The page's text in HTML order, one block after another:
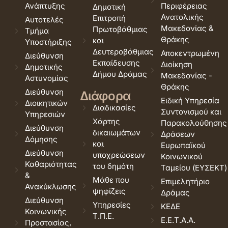
Ανάπτυξης
Αυτοτελές
Τμήμα
Υποστήριξης
Διεύθυνση
Δημοτικής
Αστυνομίας
Διεύθυνση
Διοικητικών
Υπηρεσιών
Διεύθυνση
Δόμησης
Διεύθυνση
Καθαριότητας
&
Ανακύκλωσης
Διεύθυνση
Κοινωνικής
Προστασίας,
Δημοτική
Επιτροπή
Πρωτοβάθμιας
και
Δευτεροβάθμιας
Εκπαίδευσης
Δήμου Δράμας
Διάφορα
Διαδικασίες
Χάρτης
δικαιωμάτων
και
υποχρεώσεων
του δημότη
Μάθε που
ψηφίζεις
Υπηρεσίες
Τ.Π.Ε.
Περιφέρειας
Ανατολικής
Μακεδονίας &
Θράκης
Αποκεντρωμένη
Διοίκηση
Μακεδονίας -
Θράκης
Ειδική Υπηρεσία
Συντονισμού και
Παρακολούθησης
Δράσεων
Ευρωπαϊκού
Κοινωνικού
Ταμείου (ΕΥΣΕΚΤ)
Επιμελητήριο
Δράμας
ΚΕΔΕ
Ε.Ε.Τ.Α.Α.